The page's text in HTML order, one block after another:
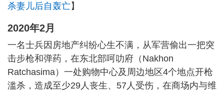
杀妻儿后自轰亡】
2020年2月
一名士兵因房地产纠纷心生不满，从军营偷出一把突
击步枪和弹药，在东北部呵叻府（Nakhon
Ratchasima）一处购物中心及周边地区4个地点开枪
滥杀，造成至少29人丧生、57人受伤，在商场内与维